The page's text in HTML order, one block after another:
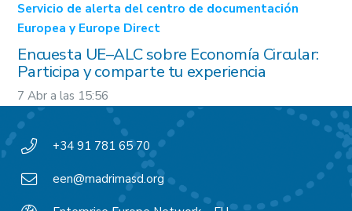
Servicio de alerta del centro de documentación
Europea y Europe Direct
Encuesta UE–ALC sobre Economía Circular:
Participa y comparte tu experiencia
7 Abr a las 15:56
+34 91 781 65 70
een@madrimasd.org